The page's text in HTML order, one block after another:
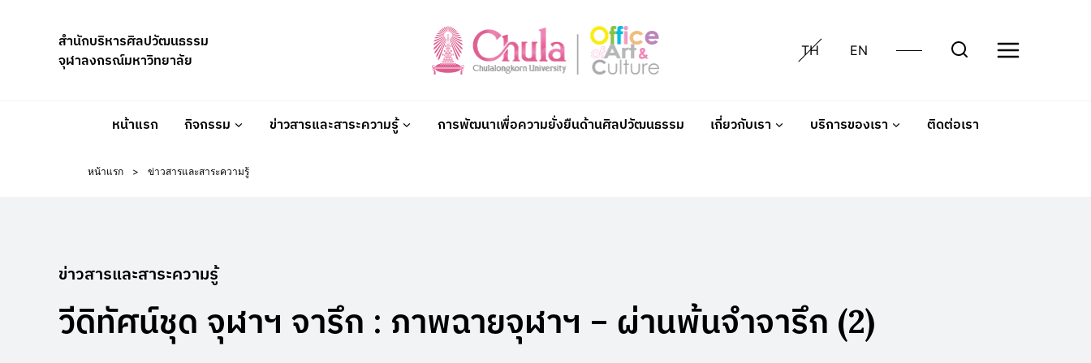
สำนักบริหารศิลปวัฒนธรรม
จุฬาลงกรณ์มหาวิทยาลัย
TH EN
หน้าแรก กิจกรรม ข่าวสารและสาระความรู้ การพัฒนาเพื่อความยั่งยืนด้านศิลปวัฒนธรรม เกี่ยวกับเรา บริการของเรา ติดต่อเรา
หน้าแรก > ข่าวสารและสาระความรู้
ข่าวสารและสาระความรู้
วีดิทัศน์ชุด จุฬาฯ จารึก : ภาพฉายจุฬาฯ – ผ่านพ้นจำจารึก (2)